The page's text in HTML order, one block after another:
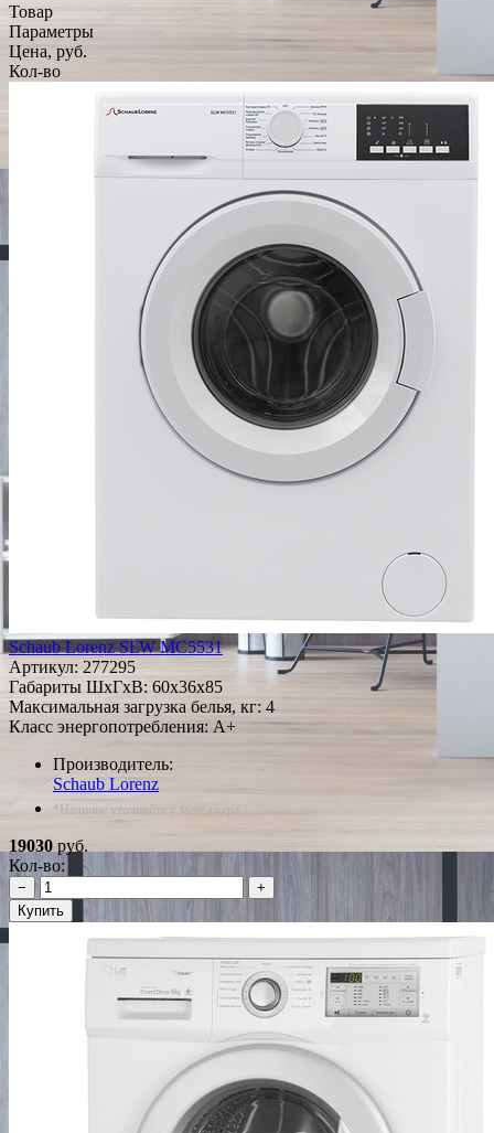
Товар
Параметры
Цена, руб.
Кол-во
Schaub Lorenz SLW MC5531
Артикул: 277295
Габариты ШxГxВ: 60x36x85
Максимальная загрузка белья, кг: 4
Класс энергопотребления: A+
Производитель:
Schaub Lorenz
*Наличие уточняйте у менеджера
19030 руб.
Кол-во:
−
+
Купить